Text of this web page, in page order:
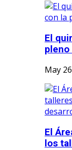
El
pleno
May
El
los